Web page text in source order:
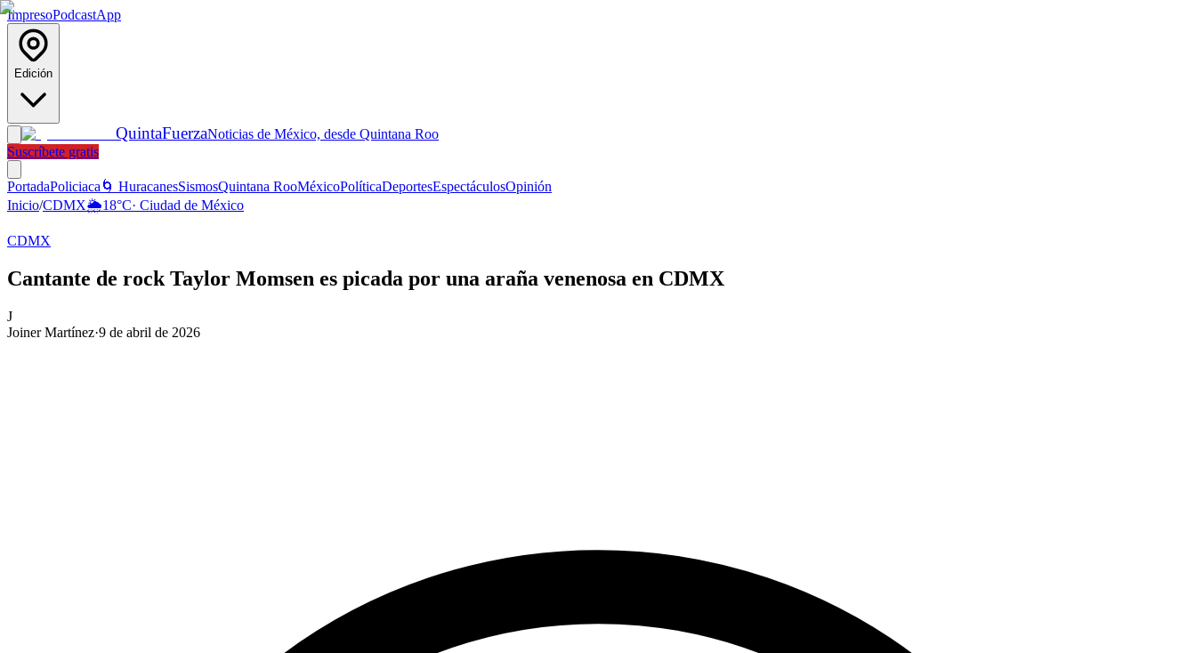
ImpresoPodcastApp
Edición
QuintaFuerzaNoticias de México, desde Quintana Roo
Suscríbete gratis
PortadaPoliciaca 🌀 HuracanesSismosQuintana RooMéxicoPolíticaDeportesEspectáculosOpinión
Inicio/CDMX🌦️18°C· Ciudad de México
CDMX
Cantante de rock Taylor Momsen es picada por una araña venenosa en CDMX
J
Joiner Martínez·9 de abril de 2026